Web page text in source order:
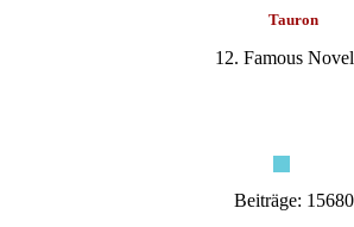
Tauron
12. Famous
Beiträge: 15680